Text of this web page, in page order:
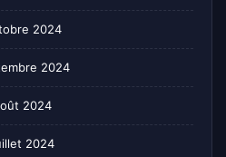
2024
2024
2024
2024